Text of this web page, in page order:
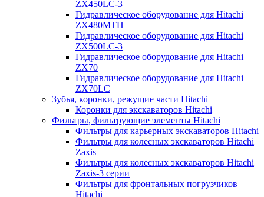
ZX450LC-3
Гидравлическое оборудование для Hitachi
ZX480MTH
Гидравлическое оборудование для Hitachi
ZX500LC-3
Гидравлическое оборудование для Hitachi
ZX70
Гидравлическое оборудование для Hitachi
ZX70LC
Зубья, коронки, режущие части Hitachi
Коронки для экскаваторов Hitachi
Фильтры, фильтрующие элементы Hitachi
Фильтры для карьерных экскаваторов Hitachi
Фильтры для колесных экскаваторов Hitachi
Zaxis
Фильтры для колесных экскаваторов Hitachi
Zaxis-3 серии
Фильтры для фронтальных погрузчиков
Hitachi